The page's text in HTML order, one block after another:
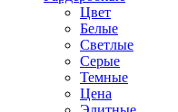
Цвет
Белые
Светлые
Серые
Темные
Цена